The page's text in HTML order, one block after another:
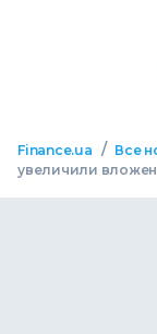
Finance.ua / Все
увеличили